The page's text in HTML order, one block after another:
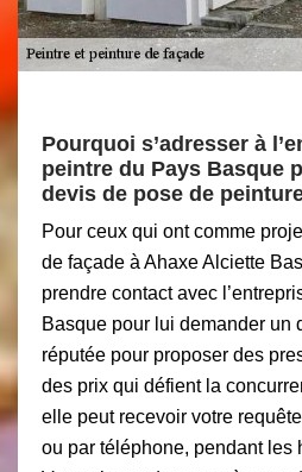
Pourquoi s’adresser à
peintre du Pays Basque
devis de pose de
Pour ceux qui ont comme
de façade à Ahaxe Alciette
prendre contact avec
Basque pour lui demander un
réputée pour proposer des
des prix qui défient la
elle peut recevoir votre
ou par téléphone, pendant les